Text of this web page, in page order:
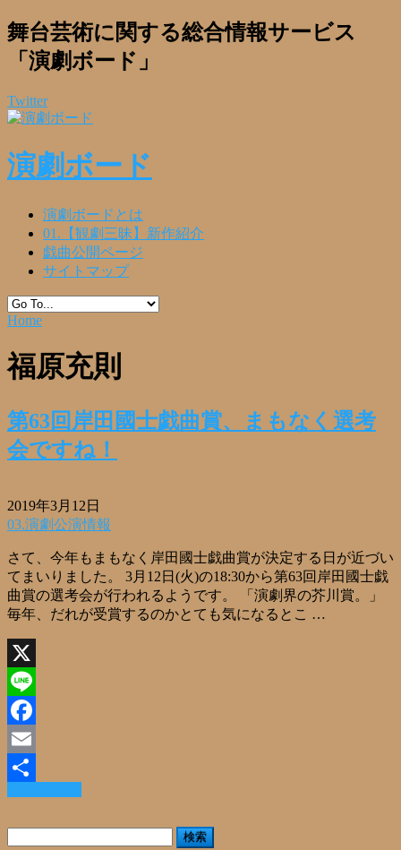
舞台芸術に関する総合情報サービス
「演劇ボード」
Twitter
演劇ボード
演劇ボードとは
01.【観劇三昧】新作紹介
戯曲公開ページ
サイトマップ
Home
福原充則
第63回岸田國士戯曲賞、まもなく選考
会ですね！
2019年3月12日
03.演劇公演情報
さて、今年もまもなく岸田國士戯曲賞が決定する日が近づい
てまいりました。 3月12日(火)の18:30から第63回岸田國士戯
曲賞の選考会が行われるようです。 「演劇界の芥川賞。」
毎年、だれが受賞するのかとても気になるとこ …
X
Line
Facebook
Email
共
有